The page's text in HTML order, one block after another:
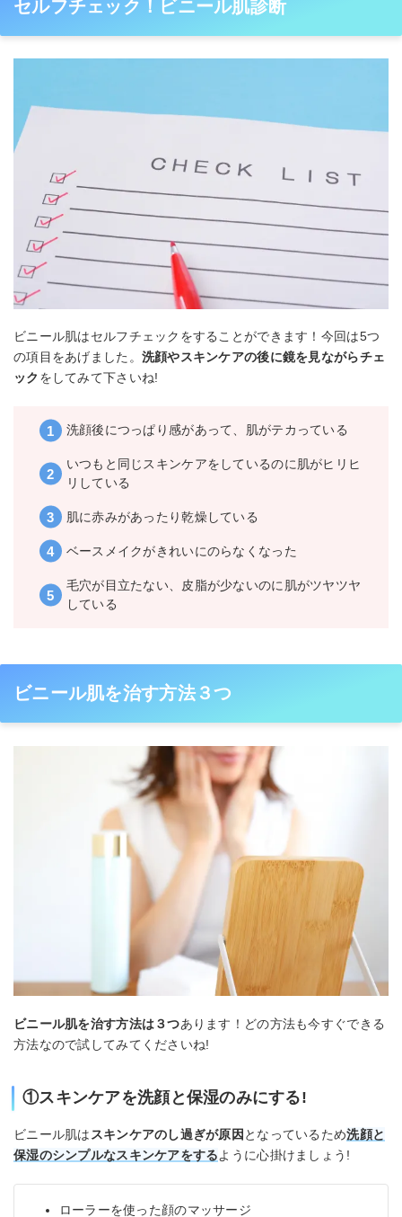
セルフチェック！ビニール肌診断
ビニール肌はセルフチェックをすることができます！今回は5つ
の項目をあげました。 洗顔やスキンケアの後に鏡を見ながらチェ
ック をしてみて下さいね!
洗顔後につっぱり感があって、肌がテカっている
いつもと同じスキンケアをしているのに肌がヒリヒ
リしている
肌に赤みがあったり乾燥している
ベースメイクがきれいにのらなくなった
毛穴が目立たない、皮脂が少ないのに肌がツヤツヤ
している
ビニール肌を治す方法３つ
ビニール肌を治す方法は３つあります！どの方法も今すぐできる
方法なので試してみてくださいね!
①スキンケアを洗顔と保湿のみにする!
ビニール肌は スキンケアのし過ぎが原因 となっているため洗顔と
保湿のシンプルなスキンケアをするように心掛けましょう!
ローラーを使った顔のマッサージ